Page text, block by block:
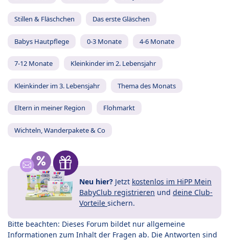
Stillen & Fläschchen Das erste Gläschen
Babys Hautpflege 0-3 Monate 4-6 Monate
7-12 Monate Kleinkinder im 2. Lebensjahr
Kleinkinder im 3. Lebensjahr Thema des Monats
Eltern in meiner Region Flohmarkt
Wichteln, Wanderpakete & Co
Neu hier? Jetzt kostenlos im HiPP Mein
BabyClub registrieren und deine Club-
Vorteile sichern.
Bitte beachten: Dieses Forum bildet nur allgemeine
Informationen zum Inhalt der Fragen ab. Die Antworten sind